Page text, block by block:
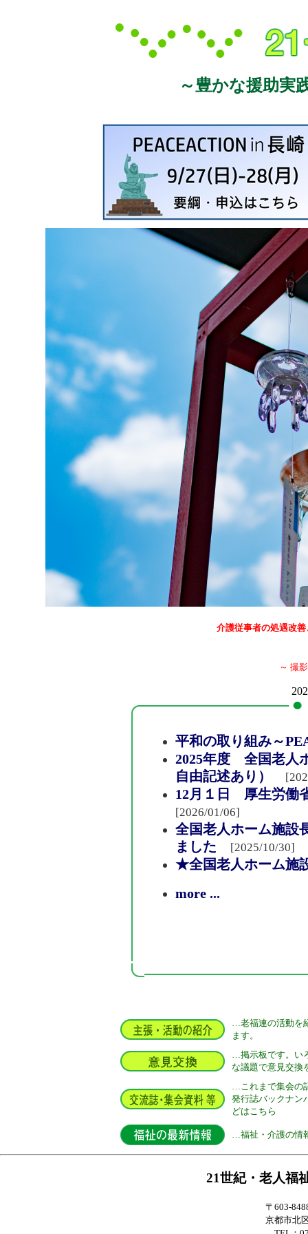
～豊かな援助実
介護従事者の処遇改
～ 撮
平和の取り組み～
2025年度 全国老人
自由記述あり）
12月１日 厚生労働
[2026/01/06]
全国老人ホーム施
ました
[2025/10/30]
★全国老人ホーム施
more ...
…老福連の活動を
ます。
…掲示板です。い
な議題で意見交換
…これまで集会の
発行誌バックナン
どはこちら
…福祉・介護の情
21世紀・老人福
〒603-
京都市北